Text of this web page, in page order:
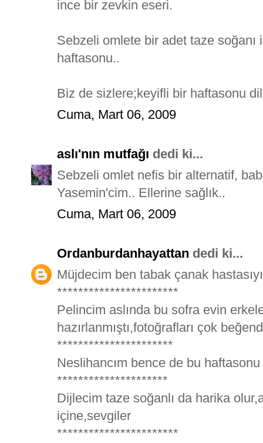
ince bir zevkin eseri.
Sebzeli omlete bir adet taze soğanı
haftasonu..
Biz de sizlere;keyifli bir haftasonu
Cuma, Mart 06, 2009
aslı'nın mutfağı dedi ki...
Sebzeli omlet nefis bir alternatif,
Yasemin'cim.. Ellerine sağlık..
Cuma, Mart 06, 2009
Ordanburdanhayattan dedi ki...
Müjdecim ben tabak çanak
***********************
Pelincim aslında bu sofra evin
hazırlanmıştı,fotoğrafları çok
**********************
Neslihancım bence de bu
*********************
Dijlecim taze soğanlı da harika
içine,sevgiler
***********************